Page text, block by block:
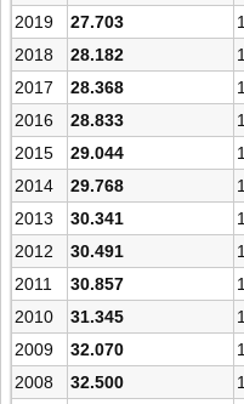
2019
27.703
2018
28.182
2017
28.368
2016
28.833
2015
29.044
2014
29.768
2013
30.341
2012
30.491
2011
30.857
2010
31.345
2009
32.070
2008
32.500